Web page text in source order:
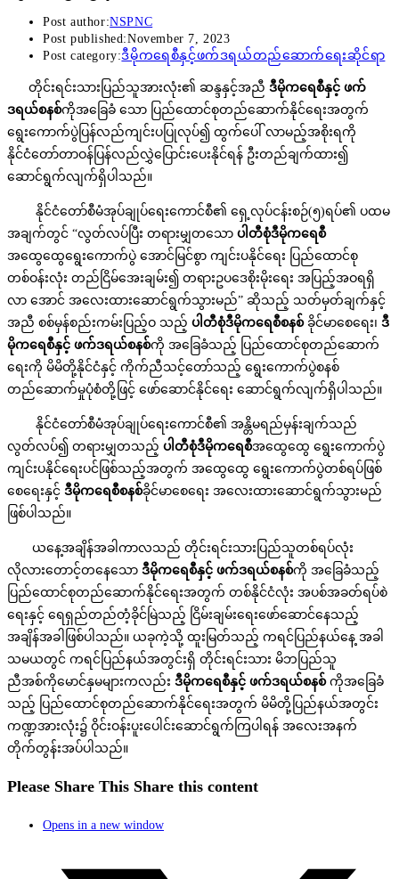
Post author:NSPNC
Post published:November 7, 2023
Post category:ဒီမိုကရေစီနှင့်ဖက်ဒရယ်တည်ဆောက်ရေးဆိုင်ရာ
တိုင်းရင်းသားပြည်သူအားလုံး၏ ဆန္ဒနှင့်အညီ ဒီမိုကရေစီနှင့် ဖက်
ဒရယ်စနစ်ကိုအခြေခံ သော ပြည်ထောင်စုတည်ဆောက်နိုင်ရေးအတွက်
ရွေးကောက်ပွဲပြန်လည်ကျင်းပပြုလုပ်၍ ထွက်ပေါ် လာမည့်အစိုးရကို
နိုင်ငံတော်တာဝန်ပြန်လည်လွှဲပြောင်းပေးနိုင်ရန် ဦးတည်ချက်ထား၍
ဆောင်ရွက်လျက်ရှိပါသည်။
နိုင်ငံတော်စီမံအုပ်ချုပ်ရေးကောင်စီ၏ ရှေ့လုပ်ငန်းစဉ်(၅)ရပ်၏ ပထမ
အချက်တွင် “လွတ်လပ်ပြီး တရားမျှတသော ပါတီစုံဒီမိုကရေစီ
အထွေထွေရွေးကောက်ပွဲ အောင်မြင်စွာ ကျင်းပနိုင်ရေး ပြည်ထောင်စု
တစ်ဝန်းလုံး တည်ငြိမ်အေးချမ်း၍ တရားဥပဒေစိုးမိုးရေး အပြည့်အဝရရှိ
လာ အောင် အလေးထားဆောင်ရွက်သွားမည်” ဆိုသည့် သတ်မှတ်ချက်နှင့်
အညီ စစ်မှန်စည်းကမ်းပြည့်ဝ သည့် ပါတီစုံဒီမိုကရေစီစနစ်ခိုင်မာစေရေး၊ ဒီ
မိုကရေစီနှင့် ဖက်ဒရယ်စနစ်ကို အခြေခံသည့် ပြည်ထောင်စုတည်ဆောက်
ရေးကို မိမိတို့နိုင်ငံနှင့် ကိုက်ညီသင့်တော်သည့် ရွေးကောက်ပွဲစနစ်
တည်ဆောက်မှုပုံစံတို့ဖြင့် ဖော်ဆောင်နိုင်ရေး ဆောင်ရွက်လျက်ရှိပါသည်။
နိုင်ငံတော်စီမံအုပ်ချုပ်ရေးကောင်စီ၏ အန္တိမရည်မှန်းချက်သည်
လွတ်လပ်၍ တရားမျှတသည့် ပါတီစုံဒီမိုကရေစီအထွေထွေ ရွေးကောက်ပွဲ
ကျင်းပနိုင်ရေးပင်ဖြစ်သည့်အတွက် အထွေထွေ ရွေးကောက်ပွဲတစ်ရပ်ဖြစ်
စေရေးနှင့် ဒီမိုကရေစီစနစ်ခိုင်မာစေရေး အလေးထားဆောင်ရွက်သွားမည်
ဖြစ်ပါသည်။
ယနေ့အချိန်အခါကာလသည် တိုင်းရင်းသားပြည်သူတစ်ရပ်လုံး
လိုလားတောင့်တနေသော ဒီမိုကရေစီနှင့် ဖက်ဒရယ်စနစ်ကို အခြေခံသည့်
ပြည်ထောင်စုတည်ဆောက်နိုင်ရေးအတွက် တစ်နိုင်ငံလုံး အပစ်အခတ်ရပ်စဲ
ရေးနှင့် ရေရှည်တည်တံ့ခိုင်မြဲသည့် ငြိမ်းချမ်းရေးဖော်ဆောင်နေသည့်
အချိန်အခါဖြစ်ပါသည်။ ယခုကဲ့သို့ ထူးမြတ်သည့် ကရင်ပြည်နယ်နေ့ အခါ
သမယတွင် ကရင်ပြည်နယ်အတွင်းရှိ တိုင်းရင်းသား မိဘပြည်သူ
ညီအစ်ကိုမောင်နှမများကလည်း ဒီမိုကရေစီနှင့် ဖက်ဒရယ်စနစ်ကိုအခြေခံ
သည့် ပြည်ထောင်စုတည်ဆောက်နိုင်ရေးအတွက် မိမိတို့ပြည်နယ်အတွင်း
ကဏ္ဍအားလုံး၌ ဝိုင်းဝန်းပူးပေါင်းဆောင်ရွက်ကြပါရန် အလေးအနက်
တိုက်တွန်းအပ်ပါသည်။
Please Share This Share this content
Opens in a new window